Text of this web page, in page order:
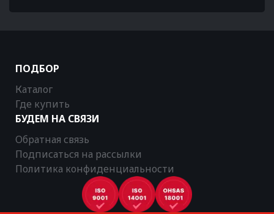
ПОДБОР
Каталог
Где купить
БУДЕМ НА СВЯЗИ
Обратная связь
Подписаться на рассылки
Политика конфиденциальности